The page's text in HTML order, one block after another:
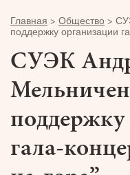
Главная > Общество >
поддержку организации
СУЭК
гала-